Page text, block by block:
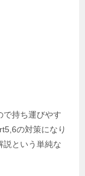
で持ち運びやす
の対策になり
説という単純な